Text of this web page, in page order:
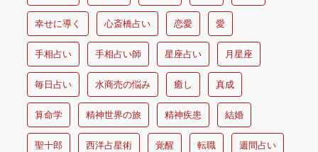
幸せに導く 心斎橋占い 恋愛 愛
手相占い 手相占い師 星座占い 月星座
毎日占い 水商売の悩み 癒し 真成
算命学 精神世界の旅 精神疾患 結婚
聖十郎 西洋占星術 覚醒 転職 週間占い